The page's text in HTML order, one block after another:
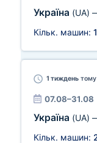
Україна (UA)
Кільк. машин:
1 тиждень
07.08–31.08
Україна (UA)
Кільк. машин: